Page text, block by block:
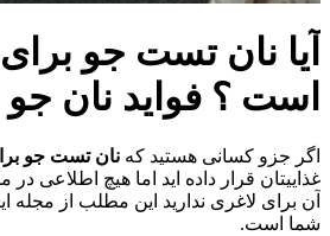
آیا نان تست جو
است ؟ فواید نان جو
اگر جزو کسانی هستید که نان تست جو
غذاییتان قرار داده اید اما هیچ اطلاعی
آن برای لاغری ندارید این مطلب از مجله
شما است.